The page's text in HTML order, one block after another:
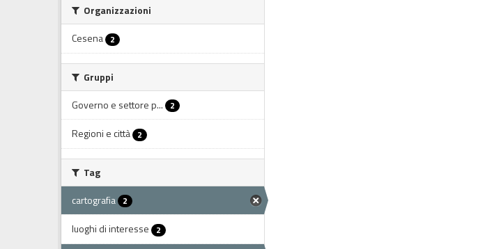
Organizzazioni
Cesena 2
Gruppi
Governo e settore p...
2
Regioni e città 2
Tag
cartografia 2
luoghi di interesse 2